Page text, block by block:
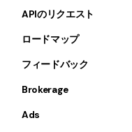
APIのリクエスト
ロードマップ
フィードバック
Brokerage
Ads